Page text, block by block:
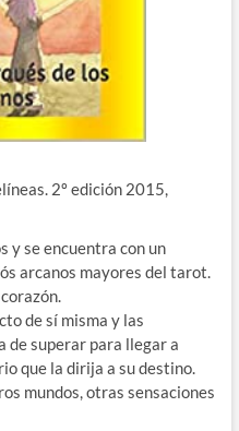
2º edición 2015,
y se encuentra con un
arcanos mayores del tarot.
de sí misma y las
de superar para llegar a
que la dirija a su destino.
mundos, otras sensaciones